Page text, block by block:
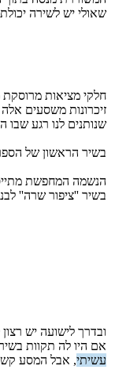
שאולי יש לשירה
חלקי מציאות מרוסקת
זיכרונות משסעים
שנותנים לנו רגע
בשיר הראשון של
הנשמה המחפשת
בשיר ''ציפור שרה''
ובדרך לישועה יש
אם היו לה תקוות
עשיתי, אבל המסע